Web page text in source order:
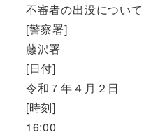
不審者の出没について
[警察署]
藤沢署
[日付]
令和７年４月２日
[時刻]
16:00